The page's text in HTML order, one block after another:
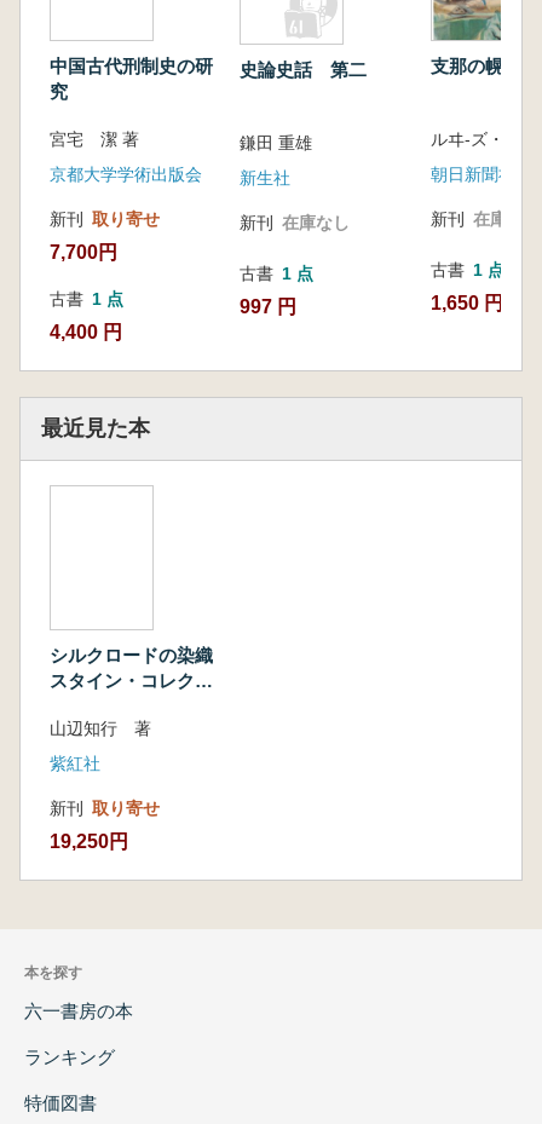
中国古代刑制史の研
究
宮宅 潔 著
京都大学学術出版会
新刊 取り寄せ
7,700円
古書 1 点
4,400 円
史論史話 第二
鎌田 重雄
新生社
新刊 在庫なし
古書 1 点
997 円
支那の幌子
朝日新聞社
新刊 在庫なし
古書 1 点
1,650 円
最近見た本
シルクロードの染織
スタイン・コレクシ
立博物館蔵
山辺知行 著
紫紅社
新刊 取り寄せ
19,250円
本を探す
六一書房の本
ランキング
特価図書